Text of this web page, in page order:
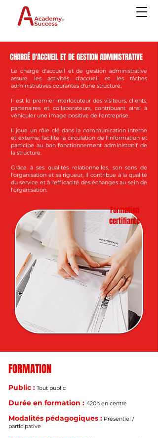
CHARGÉ D'ACCUEIL ET DE GESTION ADMINISTRATIVE
Le chargé d'accueil et de gestion administrative
assure les activités d'accueil et les tâches
administratives courantes d'une structure.
Il est le premier interlocuteur des visiteurs, clients,
partenaires et collaborateurs, contribuant ainsi à
véhiculer une image positive de l'entreprise.
Il joue un rôle clé dans la communication interne
et externe, facilite la circulation de l'information et
participe au bon fonctionnement administratif de
la structure.
Grâce à ses qualités relationnelles, son sens de
l'organisation et sa rigueur, il contribue à la qualité
du service et à l'efficacité des échanges au sein de
l'organisation.
Formation
certifiante
FORMATION
Public : Tout public
Durée en formation : 420h en centre
Modalités pédagogiques : Présentiel /
participative